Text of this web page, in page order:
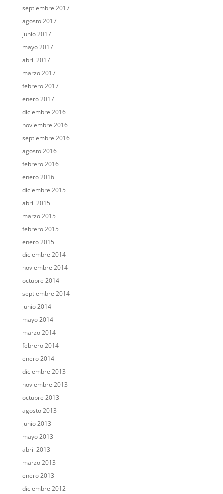
septiembre 2017
agosto 2017
junio 2017
mayo 2017
abril 2017
marzo 2017
febrero 2017
enero 2017
diciembre 2016
noviembre 2016
septiembre 2016
agosto 2016
febrero 2016
enero 2016
diciembre 2015
abril 2015
marzo 2015
febrero 2015
enero 2015
diciembre 2014
noviembre 2014
octubre 2014
septiembre 2014
junio 2014
mayo 2014
marzo 2014
febrero 2014
enero 2014
diciembre 2013
noviembre 2013
octubre 2013
agosto 2013
junio 2013
mayo 2013
abril 2013
marzo 2013
enero 2013
diciembre 2012